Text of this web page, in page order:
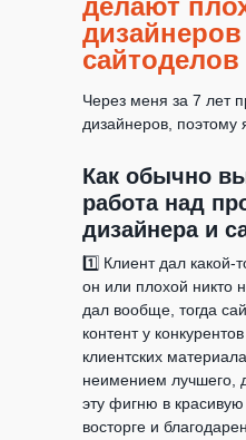
делают
дизайнеров
сайтоделов
1️⃣ Клиент дал
он или плохой никто
дал вообще, тогда
контент у
клиентских
неимением лучшего,
эту фигню в
восторге и
Через меня за 7 лет
дизайнеров, поэтому
Как обычно
работа над
дизайнера и